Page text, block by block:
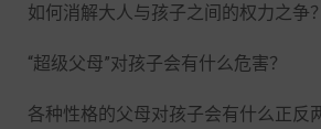
如何消解大人与孩子之间的权力之争？
“超级父母”对孩子会有什么危害？
各种性格的父母对孩子会有什么正反